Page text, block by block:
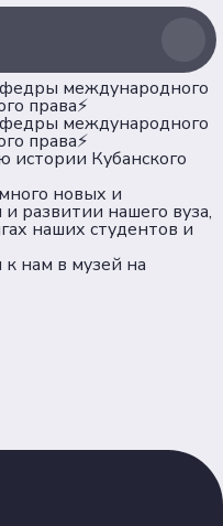
международного
права⚡️
международного
права⚡️
истории Кубанского
новых и
развитии нашего вуза,
наших студентов и
нам в музей на